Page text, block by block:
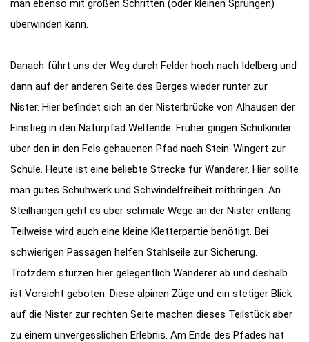
man ebenso mit großen Schritten (oder kleinen Sprüngen)
überwinden kann.
Danach führt uns der Weg durch Felder hoch nach Idelberg und
dann auf der anderen Seite des Berges wieder runter zur
Nister. Hier befindet sich an der Nisterbrücke von Alhausen der
Einstieg in den Naturpfad Weltende. Früher gingen Schulkinder
über den in den Fels gehauenen Pfad nach Stein-Wingert zur
Schule. Heute ist eine beliebte Strecke für Wanderer. Hier sollte
man gutes Schuhwerk und Schwindelfreiheit mitbringen. An
Steilhängen geht es über schmale Wege an der Nister entlang.
Teilweise wird auch eine kleine Kletterpartie benötigt. Bei
schwierigen Passagen helfen Stahlseile zur Sicherung.
Trotzdem stürzen hier gelegentlich Wanderer ab und deshalb
ist Vorsicht geboten. Diese alpinen Züge und ein stetiger Blick
auf die Nister zur rechten Seite machen dieses Teilstück aber
zu einem unvergesslichen Erlebnis. Am Ende des Pfades hat